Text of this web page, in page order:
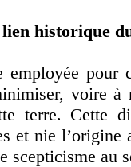
historique
employée
voire
terre. Cette
et nie
scepticisme au